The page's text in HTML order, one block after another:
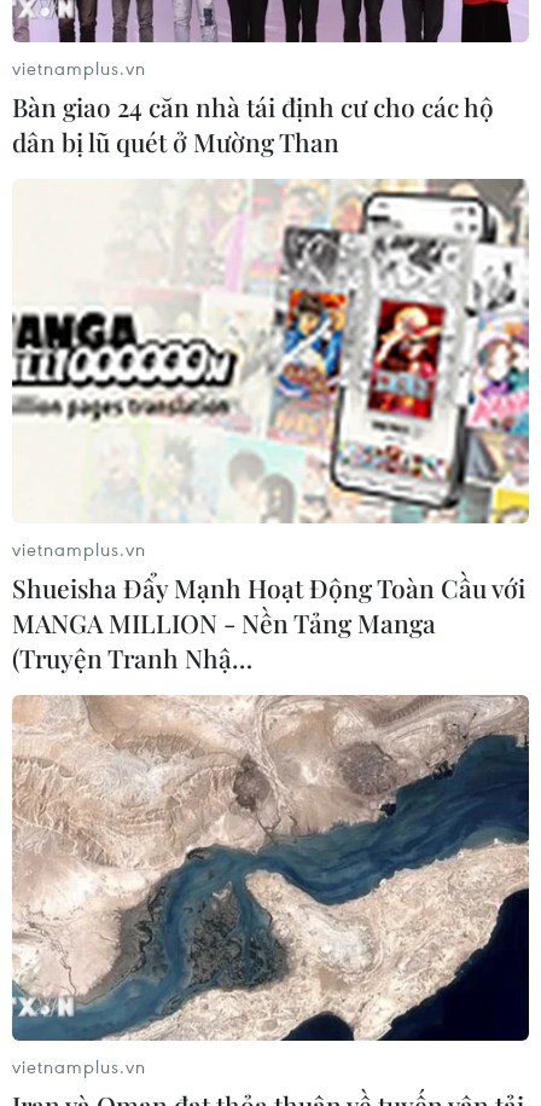
TIN CÙNG CHUYÊN MỤC
Tiêu chí mới phân loại doanh nghiệp
để thực hiện cơ cấu lại vốn nhà nước
06/08/2026 15:08
Meta tung công cụ AI lập trình tự
động cho nhà phát triển
06/08/2026 06:40
Doanh thu AI của Microsoft phụ
thuộc phần lớn vào đối tác OpenAI
06/08/2026 06:31
vietnamplus.vn
Bàn giao 24 căn nhà tái định cư cho các hộ
dân bị lũ quét ở Mường Than
vietnamplus.vn
Shueisha Đẩy Mạnh Hoạt Động Toàn Cầu với
MANGA MILLION - Nền Tảng Manga
(Truyện Tranh Nhậ…
vietnamplus.vn